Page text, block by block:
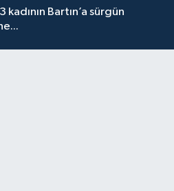
kadının Bartın’a sürgün